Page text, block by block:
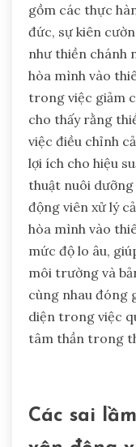
gồm các thực
đức, sự kiên
như thiền chánh
hòa mình vào
trong việc giảm
cho thấy rằng
việc điều chỉnh
lợi ích cho hiệu
thuật nuôi dưỡng
động viên xử lý
hòa mình vào
mức độ lo âu,
môi trường và
cùng nhau đóng
diện trong việc
tâm thần trong